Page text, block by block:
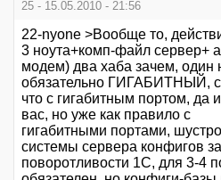
25 - 15.05.2010 - 21:56
22-nyone >Вообще то,
3 ноута+комп-файл сервер+
модем) два хаба зачем, один
обязательно ГИГАБИТНЫЙ,
что с гигабитным портом, да
вас, но уже как правило с
гигабитными портами,
системы сервера конфигов
поворотливости 1С, для 3-4